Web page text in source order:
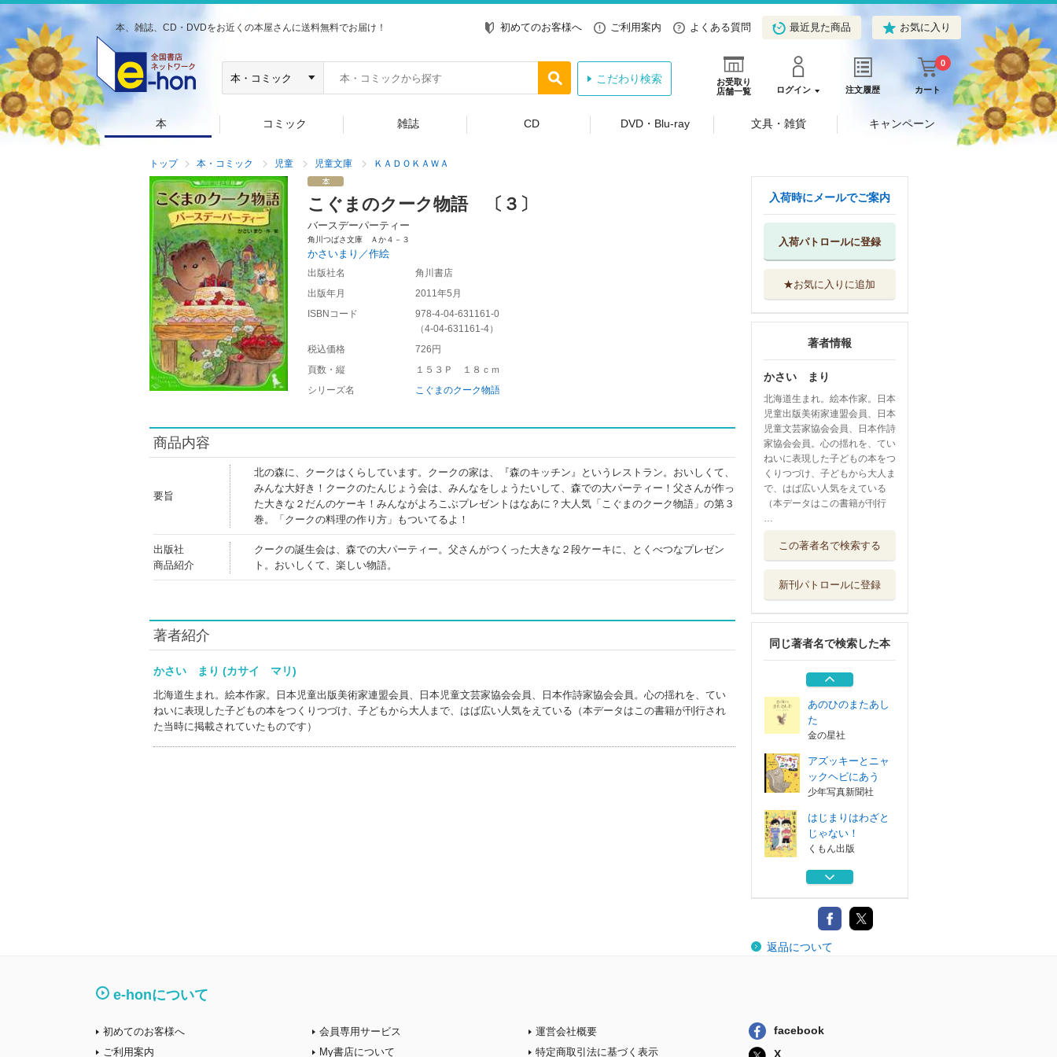
本、雑誌、CD・DVDをお近くの本屋さんに送料無料でお届け！ 初めてのお客様へ ご利用案内 よくある質問 最近見た商品 お気に入り
お受取り
店舗一覧
ログイン 注文履歴 カート
0
こだわり検索
本 コミック 雑誌 CD DVD・Blu-ray 文具・雑貨 キャンペーン
トップ 本・コミック 児童 児童文庫 ＫＡＤＯＫＡＷＡ
こぐまのクーク物語 〔３〕
バースデーパーティー
角川つばさ文庫 Ａか４－３
かさいまり／作絵
出版社名
角川書店
出版年月
2011年5月
ISBNコード
978-4-04-631161-0
（4-04-631161-4）
税込価格
726円
頁数・縦
１５３Ｐ １８ｃｍ
シリーズ名
こぐまのクーク物語
商品内容
要旨
北の森に、クークはくらしています。クークの家は、『森のキッチン』というレストラン。おいしくて、
みんな大好き！クークのたんじょう会は、みんなをしょうたいして、森での大パーティー！父さんが作っ
た大きな２だんのケーキ！みんながよろこぶプレゼントはなあに？大人気「こぐまのクーク物語」の第３
巻。「クークの料理の作り方」もついてるよ！
出版社
商品紹介
クークの誕生会は、森での大パーティー。父さんがつくった大きな２段ケーキに、とくべつなプレゼン
ト。おいしくて、楽しい物語。
著者紹介
かさい まり (カサイ マリ)
北海道生まれ。絵本作家。日本児童出版美術家連盟会員、日本児童文芸家協会会員、日本作詩家協会会員。心の揺れを、てい
ねいに表現した子どもの本をつくりつづけ、子どもから大人まで、はば広い人気をえている（本データはこの書籍が刊行され
た当時に掲載されていたものです）
入荷時にメールでご案内
入荷パトロールに登録
★お気に入りに追加
著者情報
かさい まり
北海道生まれ。絵本作家。日本
児童出版美術家連盟会員、日本
児童文芸家協会会員、日本作詩
家協会会員。心の揺れを、てい
ねいに表現した子どもの本をつ
くりつづけ、子どもから大人ま
で、はば広い人気をえている
（本データはこの書籍が刊行
…
この著者名で検索する
新刊パトロールに登録
同じ著者名で検索した本
じゃない！
知ったかぶりをし
岩崎書店
あのひのきもち
金の星社
あのひのまたあし
た
金の星社
アズッキーとニャ
ックヘビにあう
少年写真新聞社
はじまりはわざと
じゃない！
くもん出版
知ったかぶりをし
岩崎書店
あのひのきもち
金の星社
返品について
e-honについて
初めてのお客様へ
ご利用案内
会員専用サービス
My書店について
運営会社概要
特定商取引法に基づく表示
facebook
X